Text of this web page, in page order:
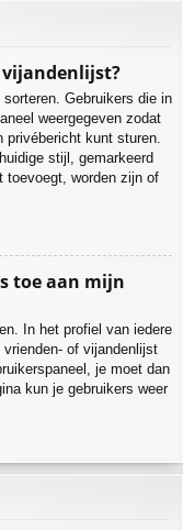
Gebruikers die in
weergegeven zodat
kunt sturen.
stijl, gemarkeerd
toevoegt, worden zijn of
toe aan mijn
In het profiel van iedere
of vijandenlijst
je moet dan
kun je gebruikers weer